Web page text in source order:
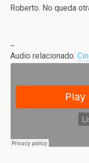
Roberto. No queda
Audio relacionado: